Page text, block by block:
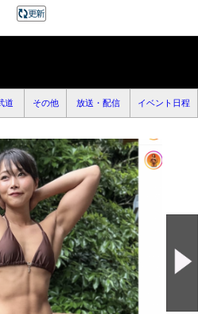
道 その他 放送・配信 イベント日程